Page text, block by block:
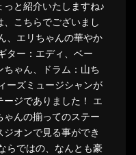
と紹介いたしますね♪
こちらでございまし
、エリちゃんの華やか
ター：エディ、ベー
ちゃん、ドラム：山ち
ーズミュージシャンが
ジでありました！ エ
ゃんの揃ってのステー
オンで見る事ができ
らではの、なんとも豪